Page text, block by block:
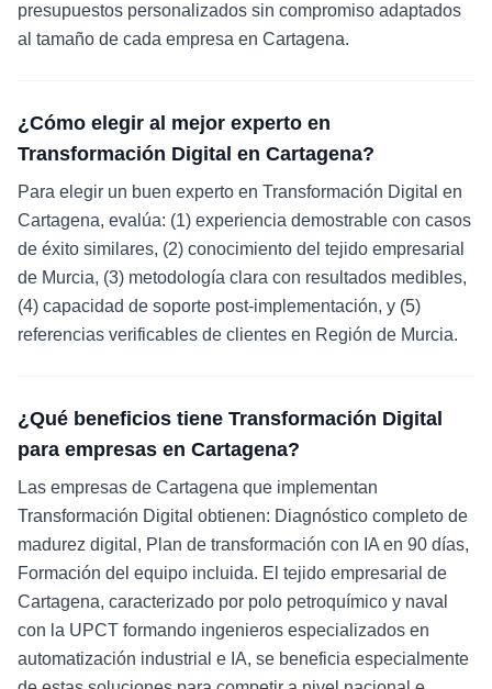
presupuestos personalizados sin compromiso adaptados
al tamaño de cada empresa en Cartagena.
¿Cómo elegir al mejor experto en
Transformación Digital en Cartagena?
Para elegir un buen experto en Transformación Digital en
Cartagena, evalúa: (1) experiencia demostrable con casos
de éxito similares, (2) conocimiento del tejido empresarial
de Murcia, (3) metodología clara con resultados medibles,
(4) capacidad de soporte post-implementación, y (5)
referencias verificables de clientes en Región de Murcia.
¿Qué beneficios tiene Transformación Digital
para empresas en Cartagena?
Las empresas de Cartagena que implementan
Transformación Digital obtienen: Diagnóstico completo de
madurez digital, Plan de transformación con IA en 90 días,
Formación del equipo incluida. El tejido empresarial de
Cartagena, caracterizado por polo petroquímico y naval
con la UPCT formando ingenieros especializados en
automatización industrial e IA, se beneficia especialmente